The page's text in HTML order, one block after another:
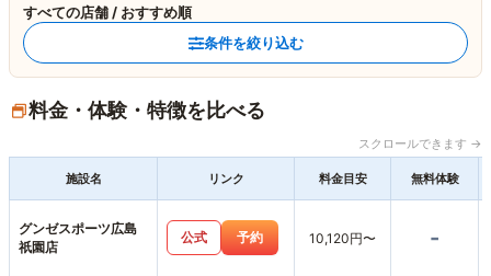
すべての店舗 / おすすめ順
条件を絞り込む
料金・体験・特徴を比べる
スクロールできます →
施設名 リンク 料金目安 無料体験
グンゼスポーツ広島
祇園店
公式 予約 10,120円〜 -